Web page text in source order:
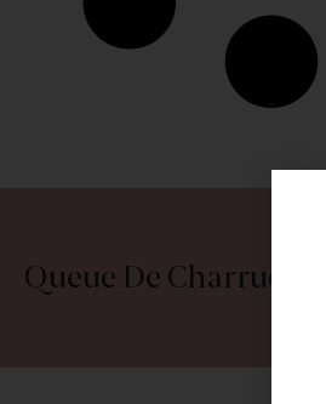
Queue De Charrue